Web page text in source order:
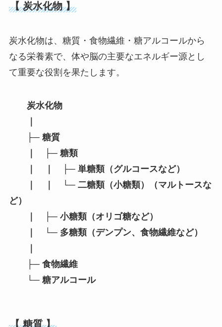
【 炭水化物 】
炭水化物は、糖質・食物繊維・糖アルコールから
なる栄養素で、体や脳の主要なエネルギー源とし
て重要な役割を果たします。
炭水化物
├─ 糖質
｜ ├─ 糖類
├─単糖類（グルコースなど）
└─ 二糖類（小糖類）（マルトースな
ど）
｜ ├─ 小糖類（オリゴ糖など）
｜ └─ 多糖類（デンプン、食物繊維など）
├─ 食物繊維
└─ 糖アルコール
【 糖質 】